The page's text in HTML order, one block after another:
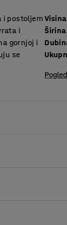
i postoljem
i
gornjoj i
se
Visina
Širina
moderan,
mjesto
toaletnih